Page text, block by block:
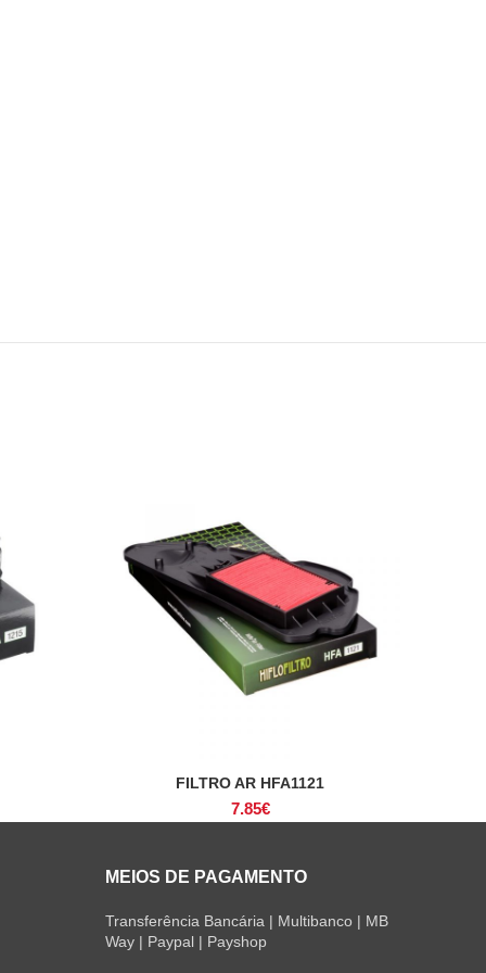
ADICIONAR
FILTRO AR HFA1121
7.85€
MEIOS DE PAGAMENTO
Transferência Bancária | Multibanco | MB
Way | Paypal | Payshop